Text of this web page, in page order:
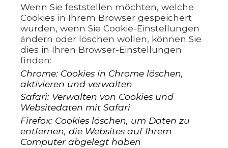
Wenn Sie feststellen möchten, welche
Cookies in Ihrem Browser gespeichert
wurden, wenn Sie Cookie-Einstellungen
ändern oder löschen wollen, können Sie
dies in Ihren Browser-Einstellungen
finden:
Chrome: Cookies in Chrome löschen,
aktivieren und verwalten
Safari: Verwalten von Cookies und
Websitedaten mit Safari
Firefox: Cookies löschen, um Daten zu
entfernen, die Websites auf Ihrem
Computer abgelegt haben